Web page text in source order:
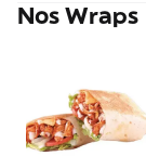
Nos Wraps